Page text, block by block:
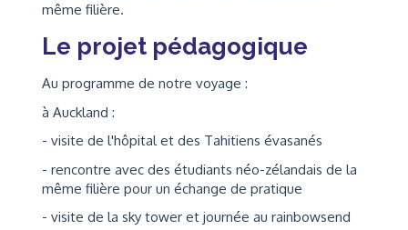
même filière.
Le projet pédagogique
Au programme de notre voyage :
à Auckland :
- visite de l'hôpital et des Tahitiens évasanés
- rencontre avec des étudiants néo-zélandais de la
même filière pour un échange de pratique
- visite de la sky tower et journée au rainbowsend